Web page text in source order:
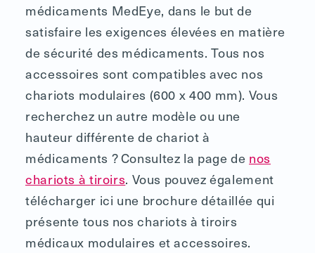
médicaments MedEye, dans le but de
satisfaire les exigences élevées en matière
de sécurité des médicaments. Tous nos
accessoires sont compatibles avec nos
chariots modulaires (600 x 400 mm). Vous
recherchez un autre modèle ou une
hauteur différente de chariot à
médicaments ? Consultez la page de nos
chariots à tiroirs. Vous pouvez également
télécharger ici une brochure détaillée qui
présente tous nos chariots à tiroirs
médicaux modulaires et accessoires.